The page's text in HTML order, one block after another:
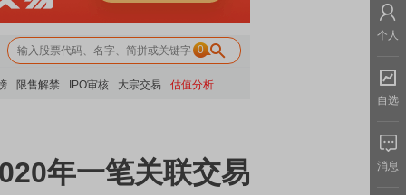
0
限售解禁 IPO审核 大宗交易 估值分析
年一笔关联交易
个人
自选
消息